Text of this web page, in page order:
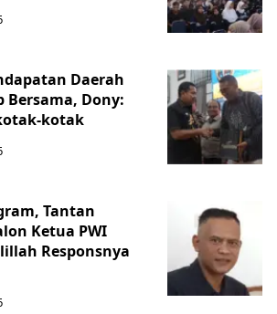
Daerah
Bersama, Dony:
kotak
Tantan
Ketua PWI
Responsnya